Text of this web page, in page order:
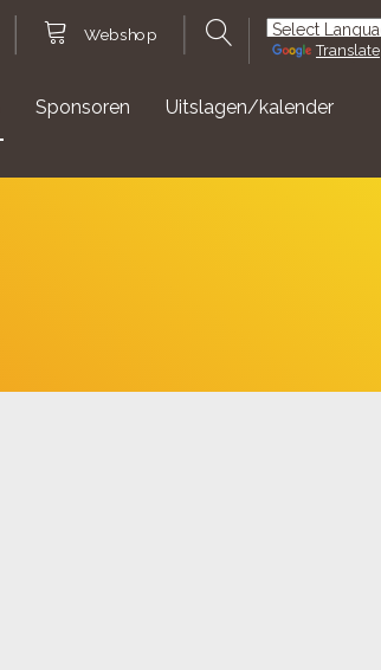
Webshop
Powered by
Translate
Sponsoren Uitslagen/kalender